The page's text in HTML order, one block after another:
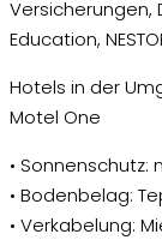
Versicherungen,
Education,
Hotels in der
Motel One
• Sonnenschutz:
• Bodenbelag:
• Verkabelung: